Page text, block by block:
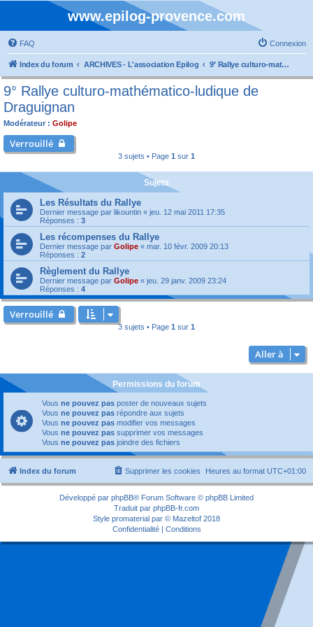
www.epilog-provence.com
FAQ Connexion
Index du forum ARCHIVES - L'association Epilog 9° Rallye culturo-mathématico-ludique de Draguignan
9° Rallye culturo-mathématico-ludique de
Draguignan
Modérateur : Golipe
Verrouillé
3 sujets • Page 1 sur 1
Sujets
Les Résultats du Rallye
Dernier message par likountin « jeu. 12 mai 2011 17:35
Réponses : 3
Les récompenses du Rallye
Dernier message par Golipe « mar. 10 févr. 2009 20:13
Réponses : 2
Règlement du Rallye
Dernier message par Golipe « jeu. 29 janv. 2009 23:24
Réponses : 4
Verrouillé
3 sujets • Page 1 sur 1
Aller à
Permissions du forum
Vous ne pouvez pas poster de nouveaux sujets
Vous ne pouvez pas répondre aux sujets
Vous ne pouvez pas modifier vos messages
Vous ne pouvez pas supprimer vos messages
Vous ne pouvez pas joindre des fichiers
Index du forum Heures au format UTC+01:00
Supprimer les cookies
Développé par phpBB® Forum Software © phpBB Limited
Traduit par phpBB-fr.com
Style promaterial par © Mazeltof 2018
Confidentialité| Conditions